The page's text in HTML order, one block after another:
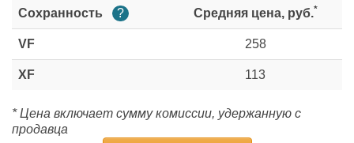
Сохранность ? Средняя цена, руб.*
VF 258
XF 113
* Цена включает сумму комиссии, удержанную с
продавца